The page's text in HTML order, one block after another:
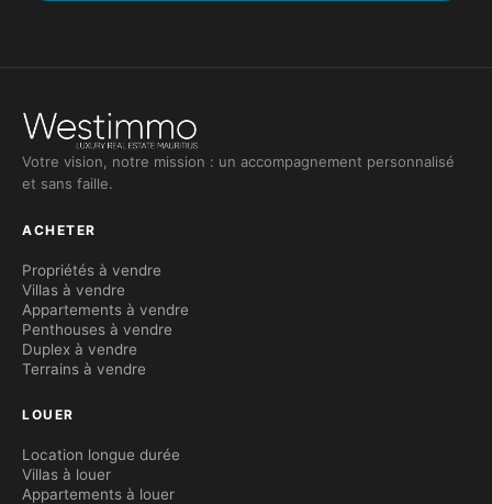
Votre vision, notre mission : un accompagnement personnalisé
et sans faille.
ACHETER
Propriétés à vendre
Villas à vendre
Appartements à vendre
Penthouses à vendre
Duplex à vendre
Terrains à vendre
LOUER
Location longue durée
Villas à louer
Appartements à louer